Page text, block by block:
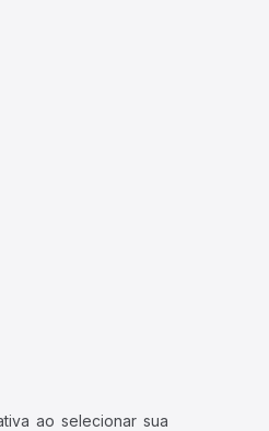
ao selecionar sua